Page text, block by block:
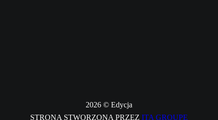
2026 © Edycja
STRONA STWORZONA PRZEZ ITA GROUPE